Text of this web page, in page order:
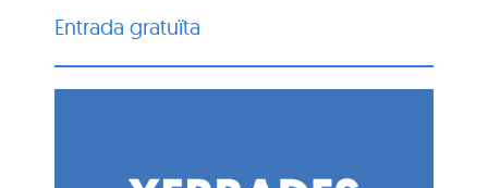
Entrada gratuïta